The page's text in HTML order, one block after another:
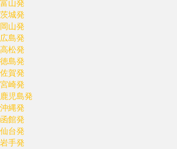
富山発
茨城発
岡山発
広島発
高松発
徳島発
佐賀発
宮崎発
鹿児島発
沖縄発
函館発
仙台発
岩手発